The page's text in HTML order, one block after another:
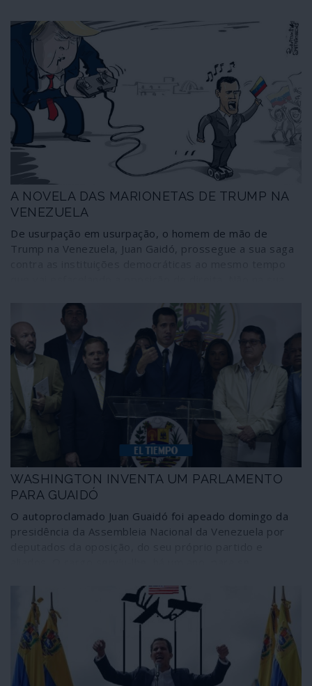
respostas das autoridades nos Estados Unidos perante
o surto de coronavírus. Linha de frente no combate à
pandemia, trabalhadores da saúde relatam, num misto
de medo e indignação, cortes de salários, suspensão e
modificação de contratos, jornadas de até 16 horas,
falta de materiais de protecção à contaminação,
esgotamento emocional e muita, muita raiva. “Sentimos-
mos como ovelhas a caminho do matadouro”, relata uma
médica de Nova York[1].
A NOVELA DAS MARIONETAS DE TRUMP NA
VENEZUELA
De usurpação em usurpação, o homem de mão de
Trump na Venezuela, Juan Gaidó, prossegue a sua saga
de “presidente” de um parlamento paralelo decidiu
nomear um chefe fascista ausente do país para
“recuperar” a estação de televisão Telesur, espaço de
liberdade de expressão e informação na América Latina.
Desconhece-se como se processará o assalto às
instalações e fontes de emissão, mas Washington não
desiste de agitar Guaidó.
WASHINGTON INVENTA UM PARLAMENTO
PARA GUAIDÓ
O autoproclamado Juan Guaidó foi apeado domingo da
presidência da Assembleia Nacional da Venezuela por
funções, a justificação de ocupar a presidência do
Parlamento para continuar a ser “chefe de Estado”
deixou de existir. Então, Washington resolveu o
problema: inventou uma Assembleia Nacional paralela na
sede de um jornal de oposição e “elegeu” Guaidó o seu
presidente. No “quintal das traseiras” vale tudo para